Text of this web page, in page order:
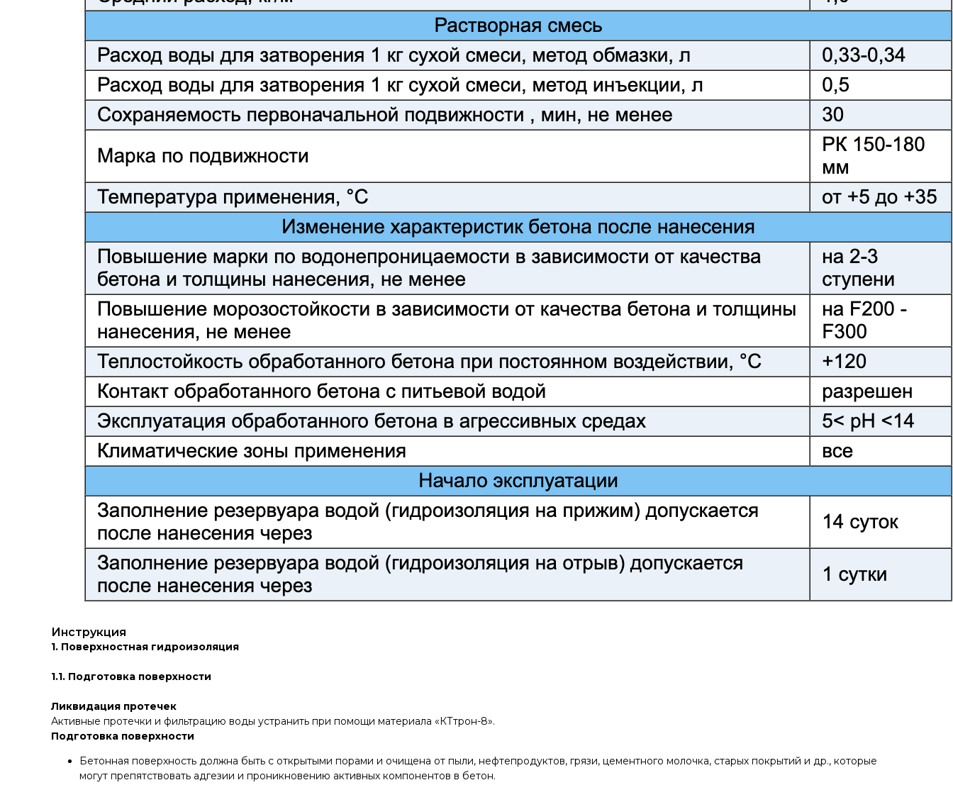
Инструкция
1. Поверхностная гидроизоляция
1.1. Подготовка поверхности
Ликвидация протечек
Активные протечки и фильтрацию воды устранить при помощи материала «КТтрон-8».
Подготовка поверхности
Бетонная поверхность должна быть с открытыми порами и очищена от пыли, нефтепродуктов, грязи, цементного молочка, старых покрытий и др., которые
могут препятствовать адгезии и проникновению активных компонентов в бетон.